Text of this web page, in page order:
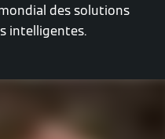
des solutions
intelligentes.